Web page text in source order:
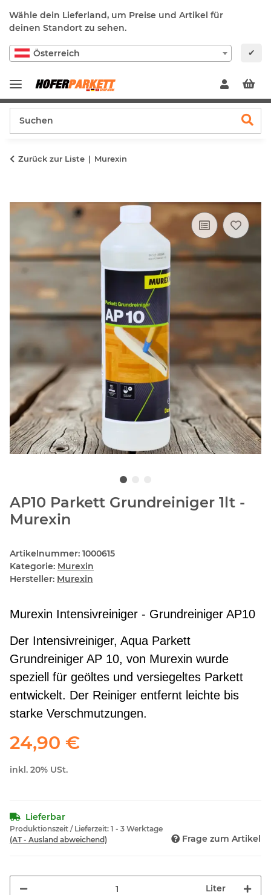
Wähle dein Lieferland, um Preise und Artikel für
deinen Standort zu sehen.
Österreich ✔
Zurück zur Liste Murexin
AP10 Parkett Grundreiniger 1lt -
Murexin
Artikelnummer: 1000615
Kategorie: Murexin
Hersteller: Murexin
Murexin Intensivreiniger - Grundreiniger AP10
Der Intensivreiniger, Aqua Parkett
Grundreiniger AP 10, von Murexin wurde
speziell für geöltes und versiegeltes Parkett
entwickelt. Der Reiniger entfernt leichte bis
starke Verschmutzungen.
24,90 €
inkl. 20% USt.
Lieferbar
Produktionszeit / Lieferzeit: 1 - 3 Werktage
(AT - Ausland abweichend)
Frage zum Artikel
Liter